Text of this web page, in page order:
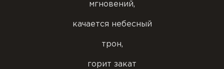
мгновений,
качается небесный
трон,
горит закат